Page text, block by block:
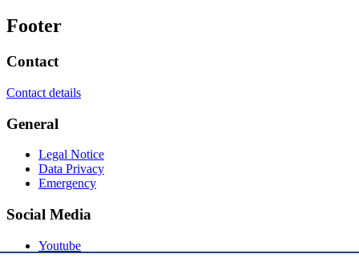
Footer
Contact
Contact details
General
Legal Notice
Data Privacy
Emergency
Social Media
Youtube